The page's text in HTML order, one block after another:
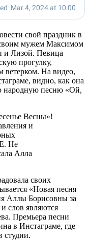
свой праздник в
своим мужем Максимом
и Лизой. Певица
прогулку,
ветерком. На видео,
видно, как она
народную песню «Ой,
Весны»!
и
Не
Алла
своих
«Новая песня
Аллы Борисовны за
слов являются
Премьера песни
в Инстаграме, где
студии.